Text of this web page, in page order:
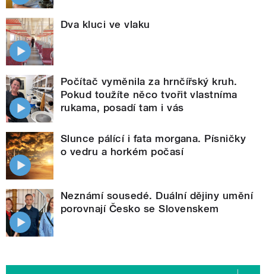
Dva kluci ve vlaku
Počítač vyměnila za hrnčířský kruh.
Pokud toužíte něco tvořit vlastníma
rukama, posadí tam i vás
Slunce pálící i fata morgana. Písničky
o vedru a horkém počasí
Neznámí sousedé. Duální dějiny umění
porovnají Česko se Slovenskem